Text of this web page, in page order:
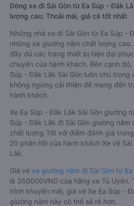
Dòng xe đi Sài Gòn từ Ea Súp - Đắk
lượng cao: Thoải mái, giá cả tốt nhất
Những nhà xe đi Sài Gòn từ Ea Súp -
những xe giường nằm chất lượng
đầy đủ các trang thiết bị hiện đại
chuyển của hành khách. Bên cạnh
Súp - Đắk Lắk Sài Gòn luôn chú trọng
không ngừng cải thiện để mang đến
hành khách.
Xe Ea Súp - Đắk Lắk Sài Gòn giường
Súp - Đắk Lắk đi Sài Gòn giường nằm
chất lượng Tốt với điểm đánh giá
20 phản hồi của hành khách Xe về
Lắk.
Giá vé xe giường nằm đi Sài Gòn từ
là 350000VND của hãng xe Tú Uyên.
trình khuyến mãi, giá vé Xe Ea Súp -
giường nằm này có thể sẽ rẻ hơn.